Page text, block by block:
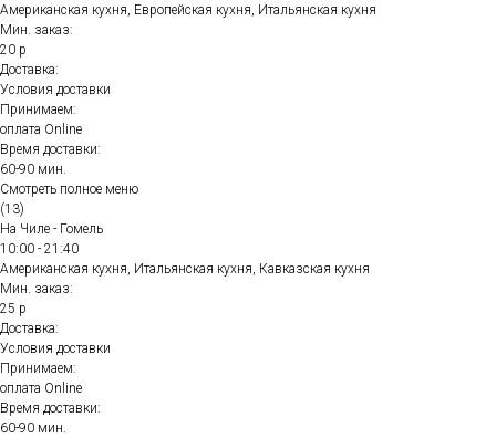
Американская кухня, Европейская кухня, Итальянская кухня
Мин. заказ:
20 р
Доставка:
Условия доставки
Принимаем:
оплата Online
Время доставки:
60-90 мин.
Смотреть полное меню
(13)
На Чиле - Гомель
10:00 - 21:40
Американская кухня, Итальянская кухня, Кавказская кухня
Мин. заказ:
25 р
Доставка:
Условия доставки
Принимаем:
оплата Online
Время доставки:
60-90 мин.